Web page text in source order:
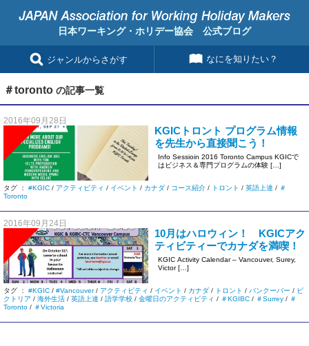
日本ワーキング・ホリデー協会 公式ブログ
ジャンルからさがす なにを知りたい？
＃toronto の記事一覧
2016年09月28日
KGICトロント プログラム情報
を先生から直接聞こう！
Info Sessioin 2016 Toronto Campus KGICで
はビジネス＆専門プログラムの体験 […]
タグ ： #KGIC / アクティビティ / イベント / カナダ / コース紹介 / トロント / 英語上達 / ＃
Toronto
2016年09月24日
10月はハロウィン！ KGICアク
ティビティーでカナダを満喫！
KGIC Activity Calendar – Vancouver, Surey,
Victor […]
タグ ： #KGIC / #Vancouver/ アクティビティ / イベント / カナダ / トロント / バンクーバー / ビ
クトリア / 海外生活 / 英語上達 / 語学学校 / 金曜日のアクティビティ / ＃KGIBC / ＃Surrey / ＃
Toronto / ＃Victoria